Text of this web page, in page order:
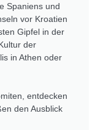
Spaniens und
vor Kroatien
Gipfel in der
der
in Athen oder
entdecken
den Ausblick